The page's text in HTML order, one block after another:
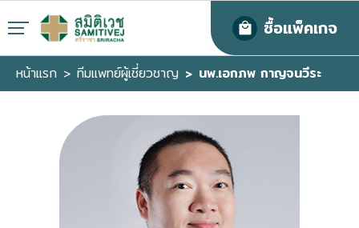
ซื้อแพ็คเกจ
หน้าแรก ทีมแพทย์ผู้เชี่ยวชาญ นพ.เอกภพ กาญจนวีระ